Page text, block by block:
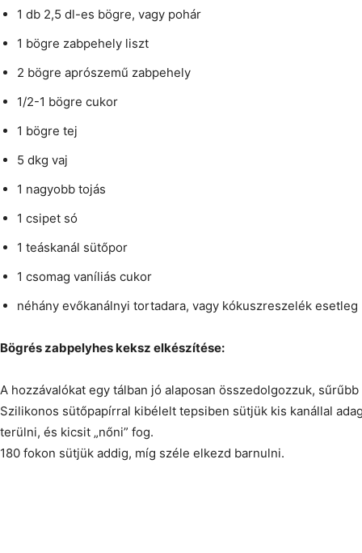
1 db 2,5 dl-es bögre, vagy pohár
1 bögre zabpehely liszt
2 bögre aprószemű zabpehely
1/2-1 bögre cukor
1 bögre tej
5 dkg vaj
1 nagyobb tojás
1 csipet só
1 teáskanál sütőpor
1 csomag vaníliás cukor
néhány evőkanálnyi tortadara, vagy kókuszreszelék esetleg
Bögrés zabpelyhes keksz elkészítése:
A hozzávalókat egy tálban jó alaposan összedolgozzuk,
Szilikonos sütőpapírral kibélelt tepsiben sütjük kis kanállal
terülni, és kicsit „nőni” fog.
180 fokon sütjük addig, míg széle elkezd barnulni.